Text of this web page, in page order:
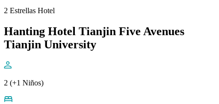
2 Estrellas Hotel
Hanting Hotel Tianjin Five Avenues
Tianjin University
2 (+1 Niños)